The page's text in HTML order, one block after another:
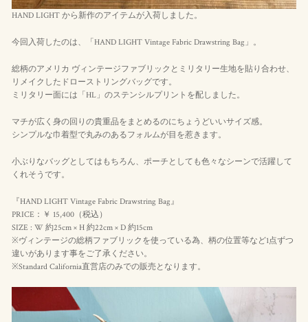
HAND LIGHT から新作のアイテムが入荷しました。
今回入荷したのは、「HAND LIGHT Vintage Fabric Drawstring Bag」。
総柄のアメリカ ヴィンテージファブリックとミリタリー生地を貼り合わせ、
リメイクしたドローストリングバッグです。
ミリタリー面には「HL」のステンシルプリントを配しました。
マチが広く身の回りの貴重品をまとめるのにちょうどいいサイズ感。
シンプルな巾着型で丸みのあるフォルムが目を惹きます。
小ぶりなバッグとしてはもちろん、ポーチとしても色々なシーンで活躍して
くれそうです。
『HAND LIGHT Vintage Fabric Drawstring Bag』
PRICE：￥ 15,400（税込 ）
SIZE : W 約25cm × H 約22cm × D 約15cm
※ヴィンテージの総柄ファブリックを使っている為、柄の位置等など1点ずつ
違いがあります事をご了承ください。
※Standard California直営店のみでの販売となります。